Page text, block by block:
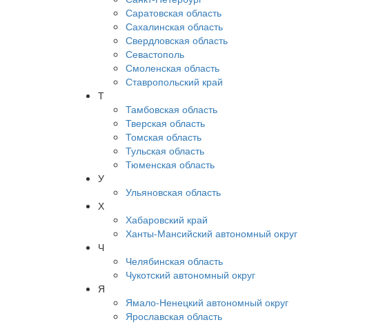
Саратовская область
Сахалинская область
Свердловская область
Севастополь
Смоленская область
Ставропольский край
Т
Тамбовская область
Тверская область
Томская область
Тульская область
Тюменская область
У
Ульяновская область
Х
Хабаровский край
Ханты-Мансийский автономный округ
Ч
Челябинская область
Чукотский автономный округ
Я
Ямало-Ненецкий автономный округ
Ярославская область